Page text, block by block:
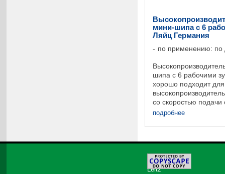
мини-шипа с 6
Ляйц Германия
по применению: по
шипа с 6 рабочими
хорошо подходит для
со скоростью
Оснащена глубоко
подробнее
©2026
Leitz